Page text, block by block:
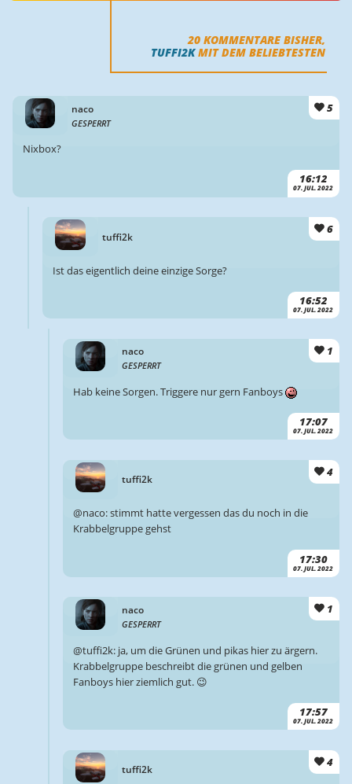
20 KOMMENTARE BISHER,
TUFFI2KMIT DEM BELIEBTESTEN
naco
GESPERRT
5
16:12
07. JUL. 2022
Nixbox?
tuffi2k
6
16:52
07. JUL. 2022
Ist das eigentlich deine einzige Sorge?
naco
GESPERRT
1
17:07
07. JUL. 2022
Hab keine Sorgen. Triggere nur gern Fanboys
tuffi2k
4
17:30
07. JUL. 2022
@naco: stimmt hatte vergessen das du noch in die
Krabbelgruppe gehst
naco
GESPERRT
1
17:57
07. JUL. 2022
@tuffi2k: ja, um die Grünen und pikas hier zu ärgern.
Krabbelgruppe beschreibt die grünen und gelben
Fanboys hier ziemlich gut. 😉
tuffi2k
4